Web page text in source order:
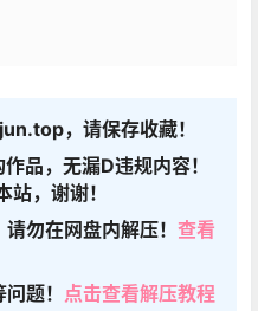
，请保存收藏！
品，无漏D违规内容！
，谢谢！
勿在网盘内解压！ 查看
题！ 点击查看解压教程